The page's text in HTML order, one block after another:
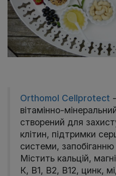
Orthomol Cellprotect
вітамінно-
створений для
клітин, підтримки
системи,
Містить кальцій,
К, В1, B2, В12, цинк,